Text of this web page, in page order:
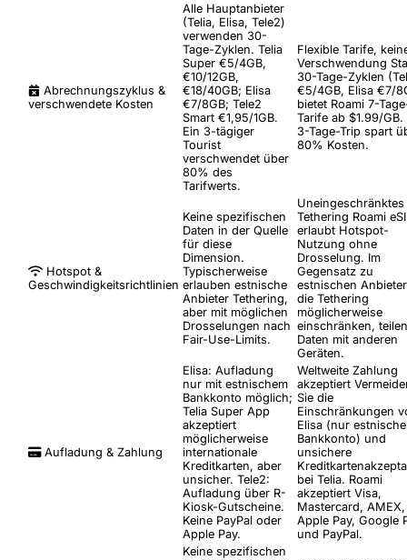
Abrechnungszyklus &
verschwendete Kosten
Alle Hauptanbieter
(Telia, Elisa, Tele2)
verwenden 30-
Tage-Zyklen. Telia
Super €5/4GB,
€10/12GB,
€18/40GB; Elisa
€7/8GB; Tele2
Smart €1,95/1GB.
Ein 3-tägiger
Tourist
verschwendet über
80% des
Tarifwerts.
Flexible Tarife,
Verschwendung
30-Tage-Zyklen
€5/4GB, Elisa €7/
bietet Roami 7-
Tarife ab $1.99/GB.
3-Tage-Trip spart
80% Kosten.
Hotspot &
Geschwindigkeitsrichtlinien
Keine spezifischen
Daten in der Quelle
für diese
Dimension.
Typischerweise
erlauben estnische
Anbieter Tethering,
aber mit möglichen
Drosselungen nach
Fair-Use-Limits.
Uneingeschränktes
Tethering Roami
erlaubt Hotspot-
Nutzung ohne
Drosselung. Im
Gegensatz zu
estnischen
die Tethering
möglicherweise
einschränken,
Daten mit anderen
Geräten.
Aufladung & Zahlung
Elisa: Aufladung
nur mit estnischem
Bankkonto möglich;
Telia Super App
akzeptiert
möglicherweise
internationale
Kreditkarten, aber
unsicher. Tele2:
Aufladung über R-
Kiosk-Gutscheine.
Keine PayPal oder
Apple Pay.
Weltweite Zahlung
akzeptiert
Sie die
Einschränkungen
Elisa (nur
Bankkonto) und
unsichere
bei Telia. Roami
akzeptiert Visa,
Mastercard, AMEX,
Apple Pay, Google
und PayPal.
Keine spezifischen